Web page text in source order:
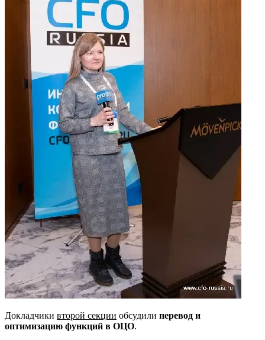
Докладчики второй секции обсудили перевод и
оптимизацию функций в ОЦО.